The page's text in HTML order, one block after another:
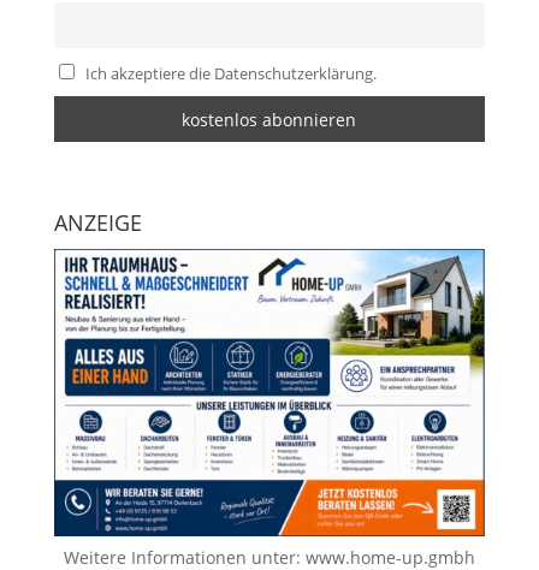
Ich akzeptiere die Datenschutzerklärung.
ANZEIGE
Weitere Informationen unter: www.home-up.gmbh